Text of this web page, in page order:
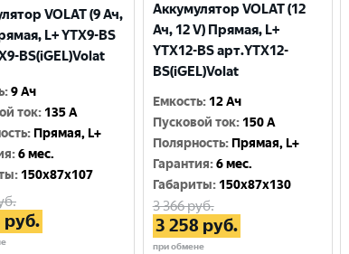
VOLAT (9 Ач,
L+ YTX9-BS
BS(iGEL)Volat
:9 Ач
ток: 135 A
: Прямая, L+
:6 мес.
: 150x87x107
руб.
Аккумулятор VOLAT (12
Ач, 12 V) Прямая, L+
YTX12-BS арт.YTX12-
BS(iGEL)Volat
Емкость: 12 Ач
Пусковой ток: 150 A
Полярность: Прямая, L+
Гарантия:6 мес.
Габариты: 150x87x130
3 366руб.
3 258 руб.
при обмене